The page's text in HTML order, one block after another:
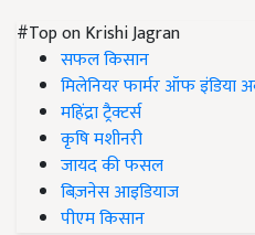
#Top on Krishi Jagran
सफल किसान
मिलेनियर फार्मर ऑफ इंडिया
महिंद्रा ट्रैक्टर्स
कृषि मशीनरी
जायद की फसल
बिज़नेस आइडियाज
पीएम किसान